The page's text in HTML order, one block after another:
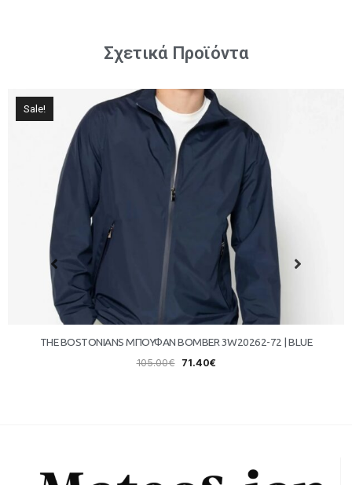
Σχετικά Προϊόντα
Sale!
THE BOSTONIANS ΜΠΟΥΦΑΝ BOMBER 3W20262-72 | BLUE
105.00€ 71.40€